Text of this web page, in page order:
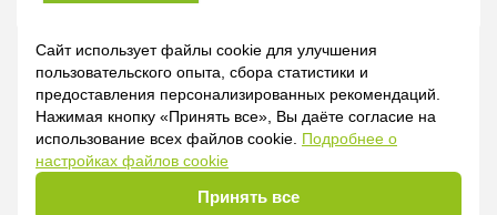
Сайт использует файлы cookie для улучшения
пользовательского опыта, сбора статистики и
предоставления персонализированных рекомендаций.
Нажимая кнопку «Принять все», Вы даёте согласие на
использование всех файлов cookie. Подробнее о
настройках файлов cookie
Принять все